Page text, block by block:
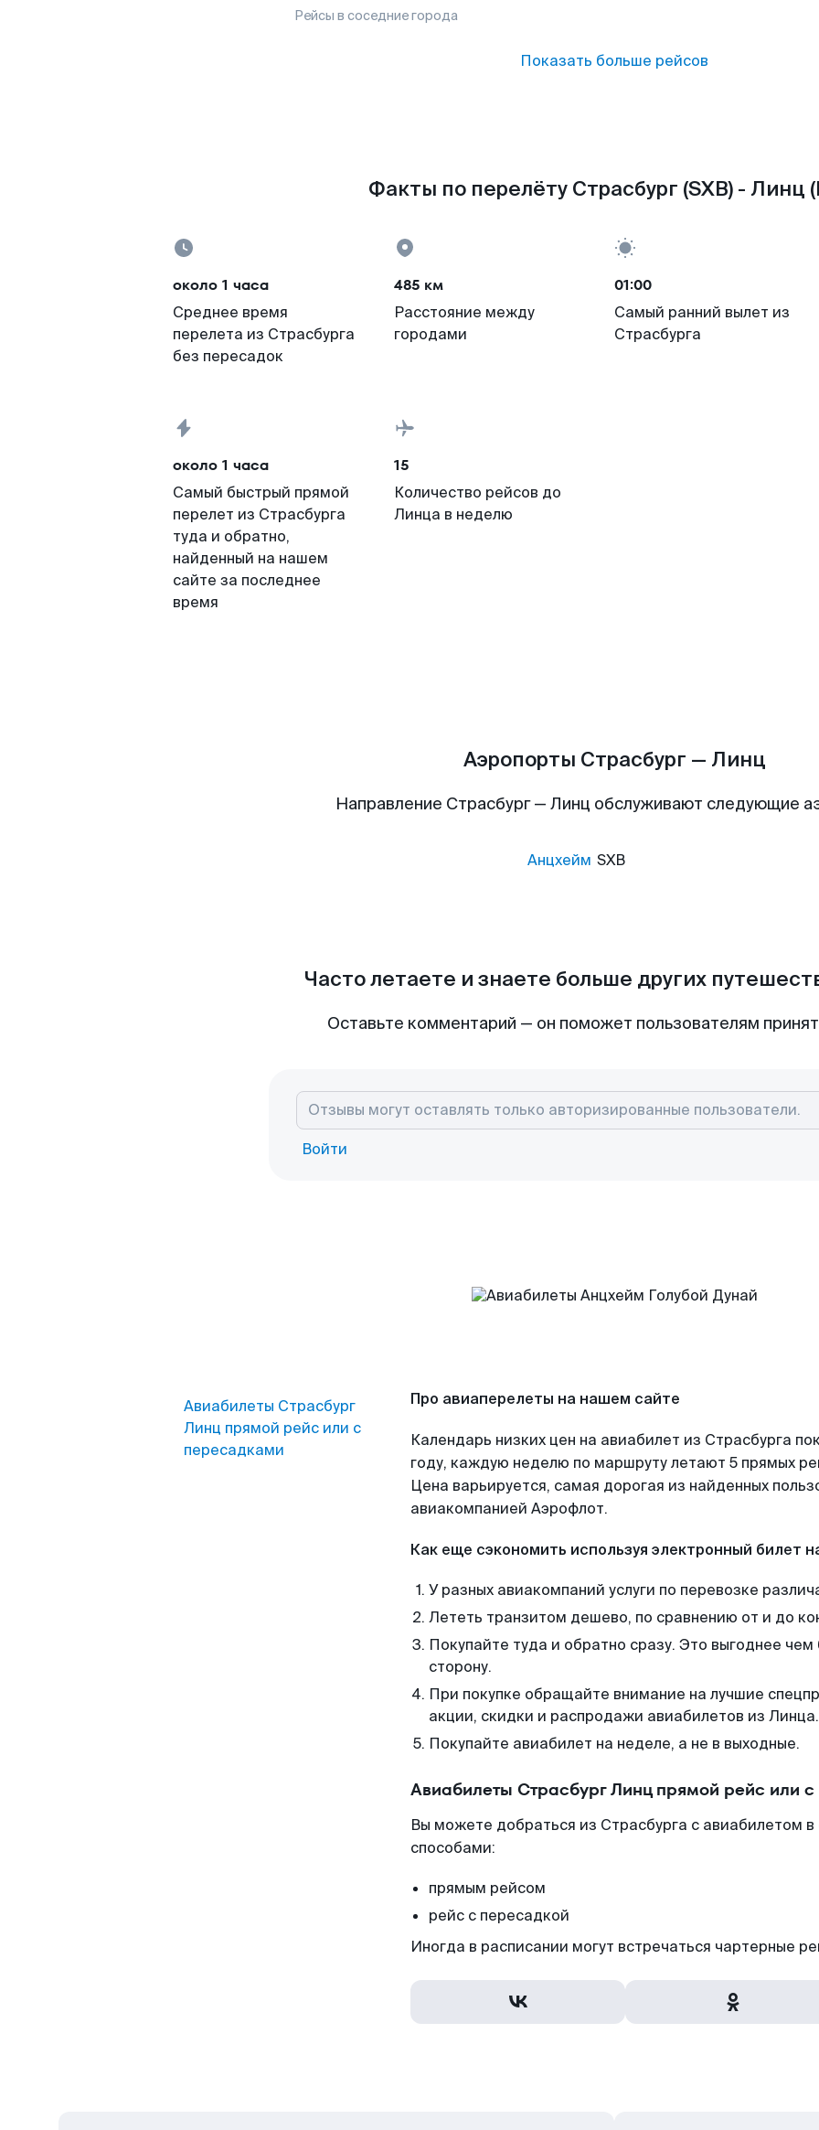
Рейсы в соседние города
Показать больше рейсов
Факты по перелёту Страсбург (SXB) - Линц
около 1 часа
Среднее время
перелета из Страсбурга
без пересадок
485 км
Расстояние между
городами
01:00
Самый ранний вылет из
Страсбурга
около 1 часа
Самый быстрый прямой
перелет из Страсбурга
туда и обратно,
найденный на нашем
сайте за последнее
время
15
Количество рейсов до
Линца в неделю
Аэропорты Страсбург — Линц
Направление Страсбург — Линц обслуживают следующие
Анцхейм SXB
Часто летаете и знаете больше других
Оставьте комментарий — он поможет пользователям
Войти
Авиабилеты Страсбург
Линц прямой рейс или с
пересадками
Про авиаперелеты на нашем сайте
Календарь низких цен на авиабилет из Страсбурга
году, каждую неделю по маршруту летают 5 прямых
Цена варьируется, самая дорогая из найденных
авиакомпанией Аэрофлот.
Как еще сэкономить используя электронный билет
У разных авиакомпаний услуги по перевозке
Лететь транзитом дешево, по сравнению от и до
Покупайте туда и обратно сразу. Это выгоднее
сторону.
При покупке обращайте внимание на лучшие
акции, скидки и распродажи авиабилетов из Линца.
Покупайте авиабилет на неделе, а не в выходные.
Авиабилеты Страсбург Линц прямой рейс или
Вы можете добраться из Страсбурга с авиабилетом в
способами:
прямым рейсом
рейс с пересадкой
Иногда в расписании могут встречаться чартерные